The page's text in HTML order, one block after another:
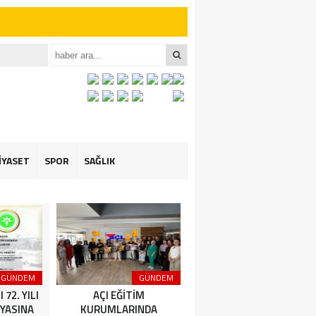
İçin Anlamlı
SPOR SAĞLIK
GÜNDEM
72. YILI
GÜNDEM
AÇI EĞİTİM
KURUMLARINDA